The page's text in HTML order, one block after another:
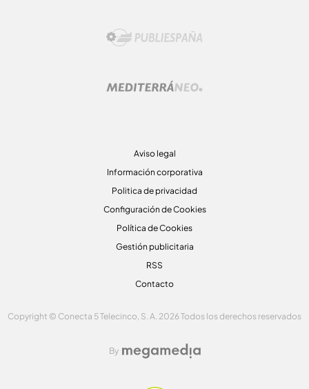
Aviso legal
Información corporativa
Politica de privacidad
Configuración de Cookies
Política de Cookies
Gestión publicitaria
RSS
Contacto
Copyright © Conecta 5 Telecinco, S. A. 2026 Todos los derechos reservados
By